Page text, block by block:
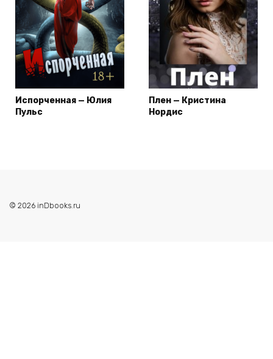
Испорченная — Юлия
Пульс
Плен — Кристина
Нордис
© 2026 inDbooks.ru